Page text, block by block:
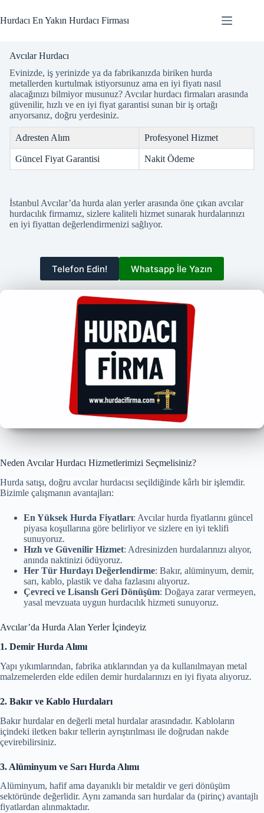
to
content
Hurdacı En Yakın Hurdacı Firması
Avcılar Hurdacı
Evinizde, iş yerinizde ya da fabrikanızda biriken hurda
metallerden kurtulmak istiyorsunuz ama en iyi fiyatı nasıl
alacağınızı bilmiyor musunuz? Avcılar hurdacı firmaları arasında
güvenilir, hızlı ve en iyi fiyat garantisi sunan bir iş ortağı
arıyorsanız, doğru yerdesiniz.
Adresten Alım Profesyonel Hizmet
Güncel Fiyat Garantisi Nakit Ödeme
İstanbul Avcılar’da hurda alan yerler arasında öne çıkan avcılar
hurdacılık firmamız, sizlere kaliteli hizmet sunarak hurdalarınızı
en iyi fiyattan değerlendirmenizi sağlıyor.
Telefon Edin! Whatsapp İle Yazın
Neden Avcılar Hurdacı Hizmetlerimizi Seçmelisiniz?
Hurda satışı, doğru avcılar hurdacısı seçildiğinde kârlı bir işlemdir.
Bizimle çalışmanın avantajları:
En Yüksek Hurda Fiyatları: Avcılar hurda fiyatlarını güncel
piyasa koşullarına göre belirliyor ve sizlere en iyi teklifi
sunuyoruz.
Hızlı ve Güvenilir Hizmet: Adresinizden hurdalarınızı alıyor,
anında naktinizi ödüyoruz.
Her Tür Hurdayı Değerlendirme: Bakır, alüminyum, demir,
sarı, kablo, plastik ve daha fazlasını alıyoruz.
Çevreci ve Lisanslı Geri Dönüşüm: Doğaya zarar vermeyen,
yasal mevzuata uygun hurdacılık hizmeti sunuyoruz.
Avcılar’da Hurda Alan Yerler İçindeyiz
1. Demir Hurda Alımı
Yapı yıkımlarından, fabrika atıklarından ya da kullanılmayan metal
malzemelerden elde edilen demir hurdalarınızı en iyi fiyata alıyoruz.
2. Bakır ve Kablo Hurdaları
Bakır hurdalar en değerli metal hurdalar arasındadır. Kabloların
içindeki iletken bakır tellerin ayrıştırılması ile doğrudan nakde
çevirebilirsiniz.
3. Alüminyum ve Sarı Hurda Alımı
Alüminyum, hafif ama dayanıklı bir metaldir ve geri dönüşüm
sektöründe değerlidir. Aynı zamanda sarı hurdalar da (pirinç) avantajlı
fiyatlardan alınmaktadır.